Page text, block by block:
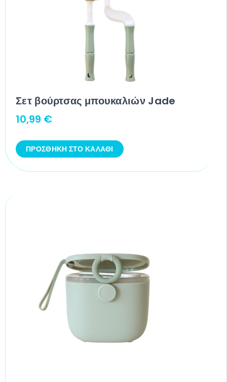
Σετ βούρτσας μπουκαλιών Jade
10,99 €
ΠΡΟΣΘΉΚΗ ΣΤΟ ΚΑΛΆΘΙ